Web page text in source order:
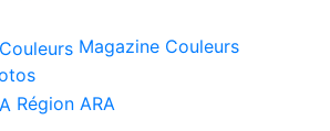
Magazine Couleurs
Région ARA